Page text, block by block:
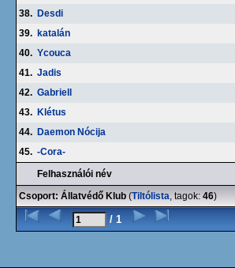
38. Desdi
39. katalán
40. Ycouca
41. Jadis
42. Gabriell
43. Klétus
44. Daemon Nócija
45. -Cora-
Felhasználói név
Csoport: Állatvédő Klub (Tiltólista, tagok: 46)
/ 1